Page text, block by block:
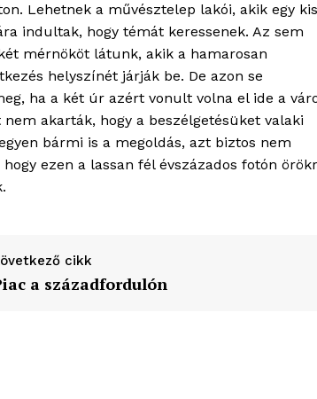
Lehetnek a művésztelep lakói, akik egy kis
indultak, hogy témát keressenek. Az sem
mérnököt látunk, akik a hamarosan
helyszínét járják be. De azon se
ha a két úr azért vonult volna el ide a
akarták, hogy a beszélgetésüket valaki
bármi is a megoldás, azt biztos nem
ezen a lassan fél évszázados fotón
cikk
a századfordulón